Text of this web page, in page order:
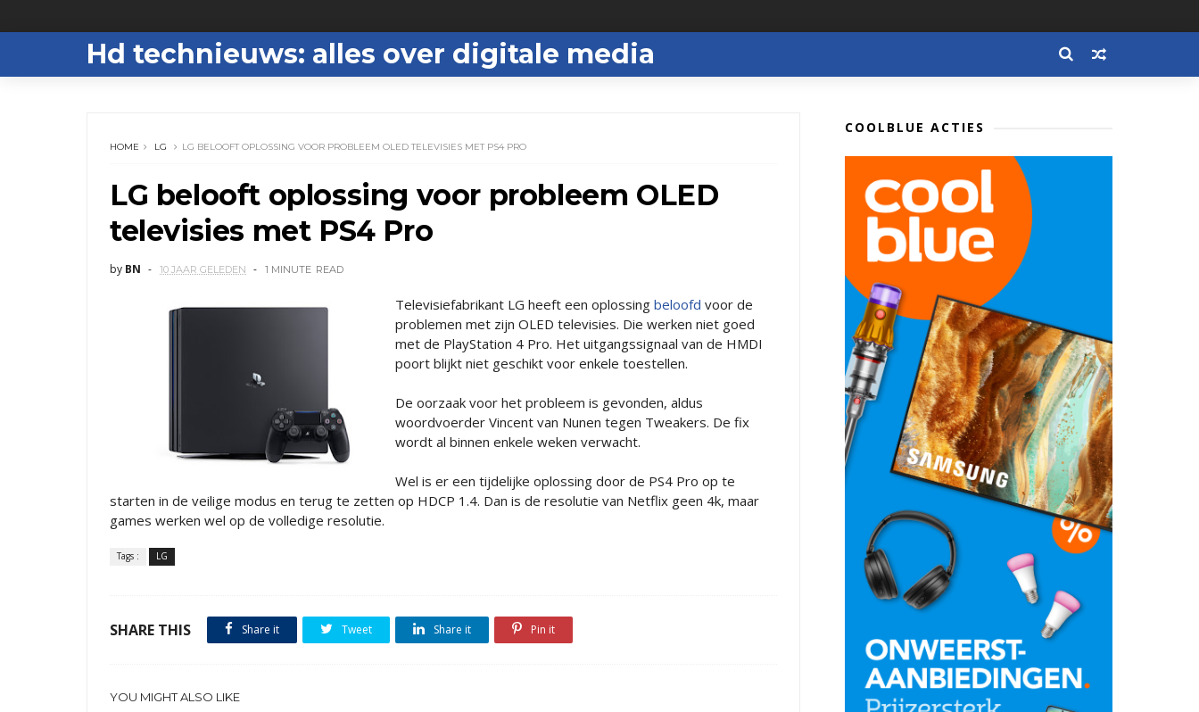
Hd technieuws: alles over digitale media
HOME LG LG BELOOFT OPLOSSING VOOR PROBLEEM OLED TELEVISIES MET PS4 PRO
LG belooft oplossing voor probleem OLED
televisies met PS4 Pro
by BN 10 JAAR GELEDEN 1 MINUTE READ
Televisiefabrikant LG heeft een oplossing beloofd voor de
problemen met zijn OLED televisies. Die werken niet goed
met de PlayStation 4 Pro. Het uitgangssignaal van de HMDI
poort blijkt niet geschikt voor enkele toestellen.
De oorzaak voor het probleem is gevonden, aldus
woordvoerder Vincent van Nunen tegen Tweakers. De fix
wordt al binnen enkele weken verwacht.
Wel is er een tijdelijke oplossing door de PS4 Pro op te
starten in de veilige modus en terug te zetten op HDCP 1.4. Dan is de resolutie van Netflix geen 4k, maar
games werken wel op de volledige resolutie.
Tags : LG
SHARE THIS Share it Tweet Share it Pin it
YOU MIGHT ALSO LIKE
COOLBLUE ACTIES